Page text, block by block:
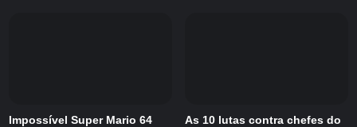
Impossível Super Mario 64
As 10 lutas contra chefes do